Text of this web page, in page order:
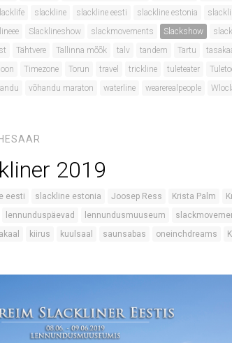
slackline slackline eesti slackline estonia
Slacklineshow slackmovements Slackshow
Tähtvere Tallinna mõõk talv tandem Tartu
Timezone Torun travel trickline tuleteater
võhandu maraton waterline wearerealpeople
2019
eesti slackline estonia Joosep Ress Krista Palm
lennunduspäevad lennundusmuuseum
kiirus kuulsaal saunsabas oneinchdreams